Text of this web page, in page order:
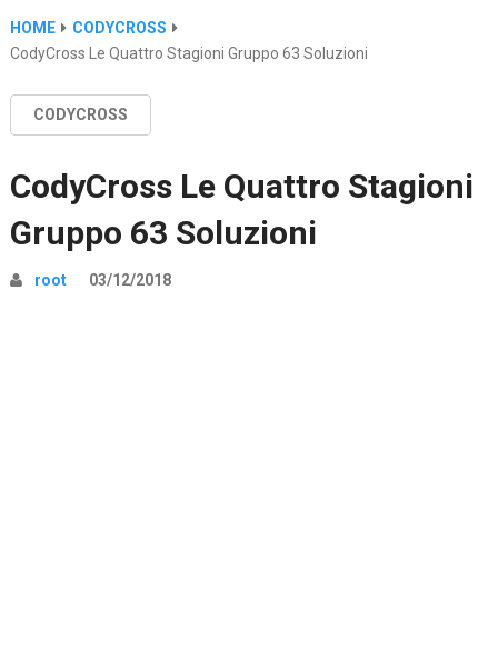
HOME
CODYCROSS
CodyCross Le Quattro Stagioni Gruppo 63 Soluzioni
CODYCROSS
CodyCross Le Quattro Stagioni
Gruppo 63 Soluzioni
root 03/12/2018